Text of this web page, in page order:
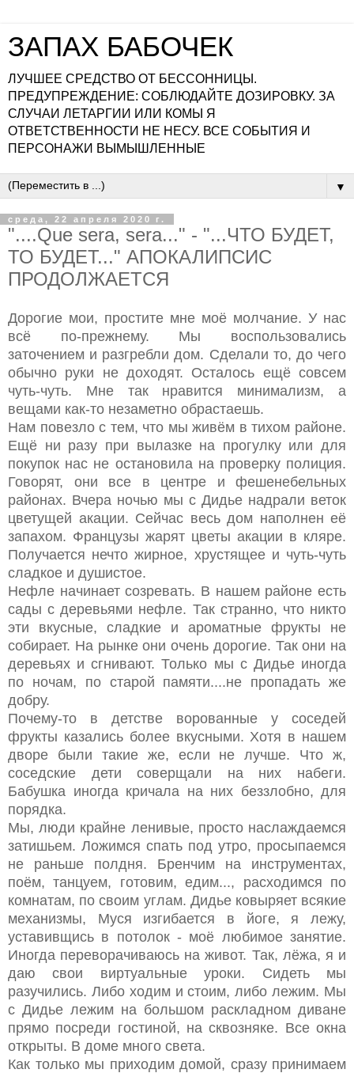
ЗАПАХ БАБОЧЕК
ЛУЧШЕЕ СРЕДСТВО ОТ БЕССОННИЦЫ.
ПРЕДУПРЕЖДЕНИЕ: СОБЛЮДАЙТЕ ДОЗИРОВКУ. ЗА
СЛУЧАИ ЛЕТАРГИИ ИЛИ КОМЫ Я
ОТВЕТСТВЕННОСТИ НЕ НЕСУ. ВСЕ СОБЫТИЯ И
ПЕРСОНАЖИ ВЫМЫШЛЕННЫЕ
▼
среда, 22 апреля 2020 г.
"....Que sera, sera..." - "...ЧТО БУДЕТ,
ТО БУДЕТ..." АПОКАЛИПСИС
ПРОДОЛЖАЕТСЯ
Дорогие мои, простите мне моё молчание. У нас
всё по-прежнему. Мы воспользовались
заточением и разгребли дом. Сделали то, до чего
обычно руки не доходят. Осталось ещё совсем
чуть-чуть. Мне так нравится минимализм, а
вещами как-то незаметно обрастаешь.
Нам повезло с тем, что мы живём в тихом районе.
Ещё ни разу при вылазке на прогулку или для
покупок нас не остановила на проверку полиция.
Говорят, они все в центре и фешенебельных
районах. Вчера ночью мы с Дидье надрали веток
цветущей акации. Сейчас весь дом наполнен её
запахом. Французы жарят цветы акации в кляре.
Получается нечто жирное, хрустящее и чуть-чуть
сладкое и душистое.
Нефле начинает созревать. В нашем районе есть
сады с деревьями нефле. Так странно, что никто
эти вкусные, сладкие и ароматные фрукты не
собирает. На рынке они очень дорогие. Так они на
деревьях и сгнивают. Только мы с Дидье иногда
по ночам, по старой памяти....не пропадать же
добру.
Почему-то в детстве ворованные у соседей
фрукты казались более вкусными. Хотя в нашем
дворе были такие же, если не лучше. Что ж,
соседские дети соверщали на них набеги.
Бабушка иногда кричала на них беззлобно, для
порядка.
Мы, люди крайне ленивые, просто наслаждаемся
затишьем. Ложимся спать под утро, просыпаемся
не раньше полдня. Бренчим на инструментах,
поём, танцуем, готовим, едим..., расходимся по
комнатам, по своим углам. Дидье ковыряет всякие
механизмы, Муся изгибается в йоге, я лежу,
уставивщись в потолок - моё любимое занятие.
Иногда переворачиваюсь на живот. Так, лёжа, я и
даю свои виртуальные уроки. Сидеть мы
разучились. Либо ходим и стоим, либо лежим. Мы
с Дидье лежим на большом раскладном диване
прямо посреди гостиной, на сквозняке. Все окна
открыты. В доме много света.
Как только мы приходим домой, сразу принимаем